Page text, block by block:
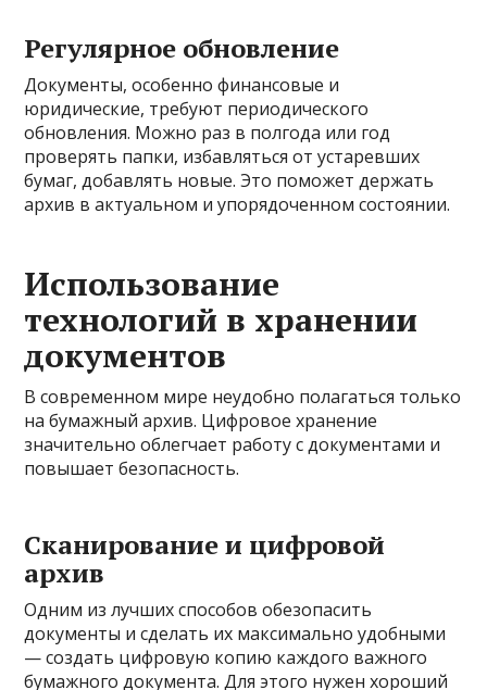
Регулярное обновление
Документы, особенно финансовые и
юридические, требуют периодического
обновления. Можно раз в полгода или год
проверять папки, избавляться от устаревших
бумаг, добавлять новые. Это поможет держать
архив в актуальном и упорядоченном состоянии.
Использование
технологий в хранении
документов
В современном мире неудобно полагаться только
на бумажный архив. Цифровое хранение
значительно облегчает работу с документами и
повышает безопасность.
Сканирование и цифровой
архив
Одним из лучших способов обезопасить
документы и сделать их максимально удобными
— создать цифровую копию каждого важного
бумажного документа. Для этого нужен хороший